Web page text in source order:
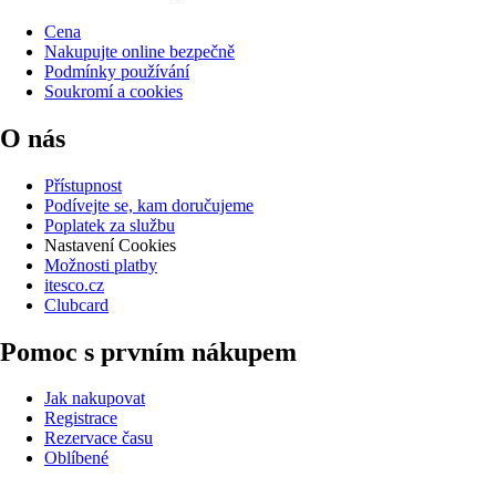
Cena
Nakupujte online bezpečně
Podmínky používání
Soukromí a cookies
O nás
Přístupnost
Podívejte se, kam doručujeme
Poplatek za službu
Nastavení Cookies
Možnosti platby
itesco.cz
Clubcard
Pomoc s prvním nákupem
Jak nakupovat
Registrace
Rezervace času
Oblíbené